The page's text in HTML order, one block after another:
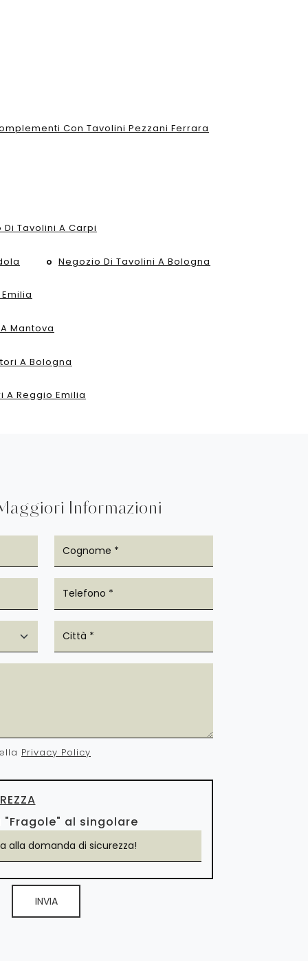
Con Tavolini Pezzani Ferrara
Di Tavolini A Carpi
Negozio Di Tavolini A Bologna
Mantova
A Bologna
A Reggio Emilia
Informazioni
Privacy Policy
al singolare
INVIA